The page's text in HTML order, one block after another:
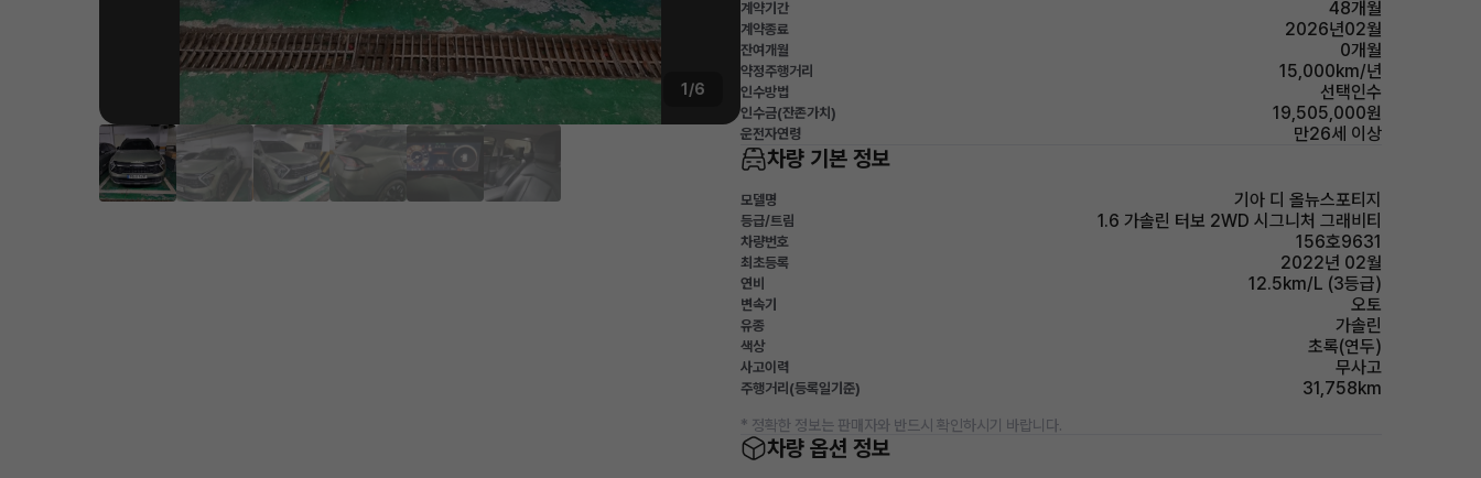
1/6
계약기간 48개월
계약종료 2026년02월
잔여개월 0개월
약정주행거리 15,000km/년
인수방법 선택인수
인수금(잔존가치) 19,505,000원
운전자연령 만26세 이상
차량 기본 정보
모델명 기아 디 올뉴스포티지
등급/트림 1.6 가솔린 터보 2WD 시그니처 그래비티
차량번호 156호9631
최초등록 2022년 02월
연비 12.5km/L (3등급)
변속기 오토
유종 가솔린
색상 초록(연두)
사고이력 무사고
주행거리(등록일기준) 31,758km
* 정확한 정보는 판매자와 반드시 확인하시기 바랍니다.
차량 옵션 정보